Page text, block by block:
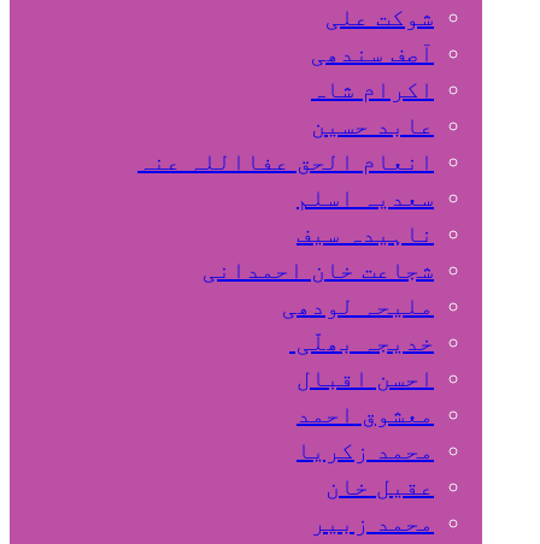
شوکت علی
آصف سندھی
اکرام شاہ
عابد حسین
انعام الحق عفااللہ عنہ
سعدیہ اسلم
ناہیدہ سیف
شجاعت خان احمدانی
ملیحہ لودھی
خدیجہ بھلّی
احسن اقبال
معشوق احمد
محمد زکریا
عقیل خان
محمد زبیر